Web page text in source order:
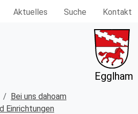
Aktuelles Suche Kontakt
Egglham
Bei uns dahoam
Einrichtungen